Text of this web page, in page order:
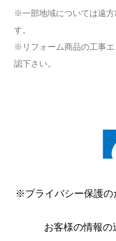
作業をされた
欲しい商品をス
ショップからの
はい
予定の期日まで
※一部地域については遠方
す。
※リフォーム商品の工事
認下さい。
※プライバシー保護の
お客様の情報の